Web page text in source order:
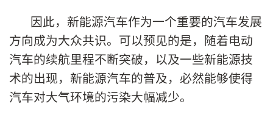
因此，新能源汽车作为一个重要的汽车发展
方向成为大众共识。可以预见的是，随着电动
汽车的续航里程不断突破，以及一些新能源技
术的出现，新能源汽车的普及，必然能够使得
汽车对大气环境的污染大幅减少。